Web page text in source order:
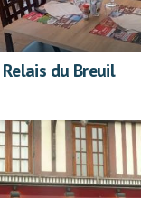
du Breuil